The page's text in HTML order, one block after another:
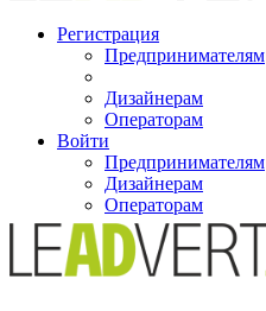
Регистрация
Предпринимателям
Дизайнерам
Операторам
Войти
Предпринимателям
Дизайнерам
Операторам